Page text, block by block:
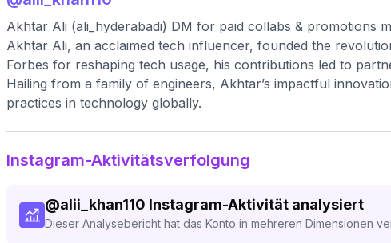
Akhtar Ali (ali_hyderabadi) DM for paid collabs & promotions
Akhtar Ali, an acclaimed tech influencer, founded the
Forbes for reshaping tech usage, his contributions led to
Hailing from a family of engineers, Akhtar’s impactful
practices in technology globally.
Instagram-Aktivitätsverfolgung
@alii_khan110 Instagram-Aktivität analysiert
Dieser Analysebericht hat das Konto in mehreren Dimensionen